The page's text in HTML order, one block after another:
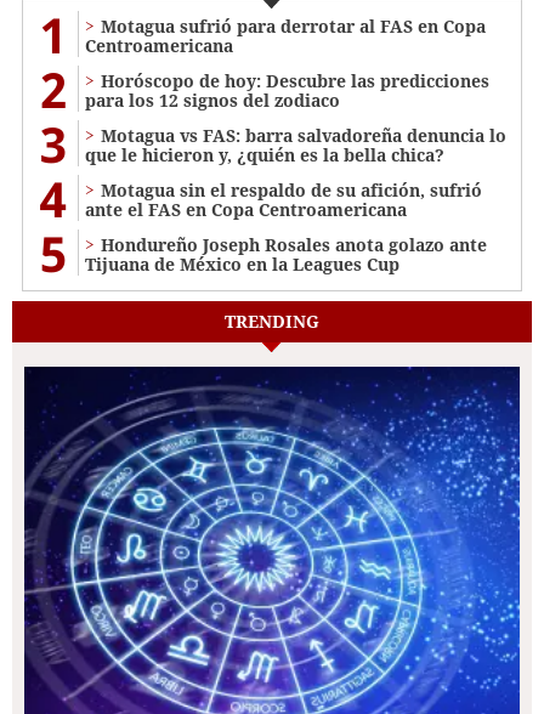
1
Motagua sufrió para derrotar al FAS en Copa
Centroamericana
2
Horóscopo de hoy: Descubre las predicciones
para los 12 signos del zodiaco
3
Motagua vs FAS: barra salvadoreña denuncia lo
que le hicieron y, ¿quién es la bella chica?
4
Motagua sin el respaldo de su afición, sufrió
ante el FAS en Copa Centroamericana
5
Hondureño Joseph Rosales anota golazo ante
Tijuana de México en la Leagues Cup
TRENDING